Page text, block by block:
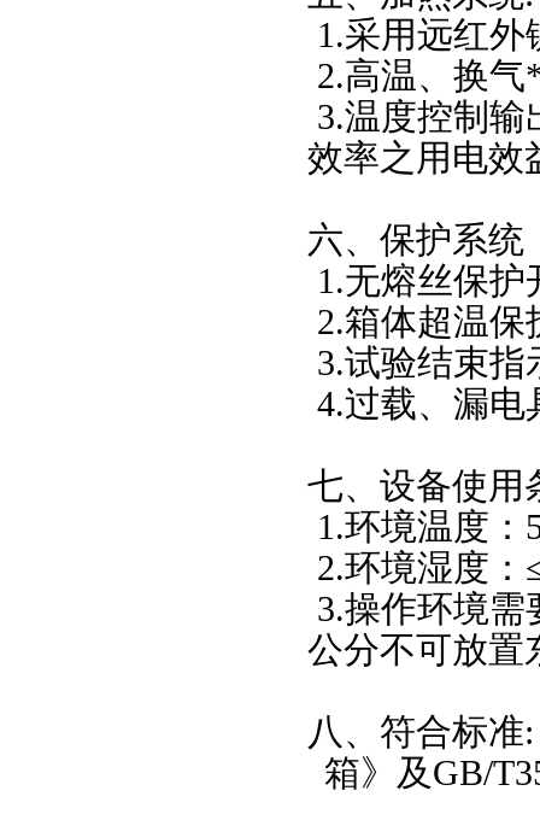
1.采用远红外
2.高温、换气
3.温度控制输
效率之用电效
六、保护系统
1.无熔丝保护
2.箱体超温保
3.试验结束指
4.过载、漏电
七、设备使用
1.环境温度：
2.环境湿度：
3.操作环境需
公分不可放置
八、符合标准
箱》及GB/